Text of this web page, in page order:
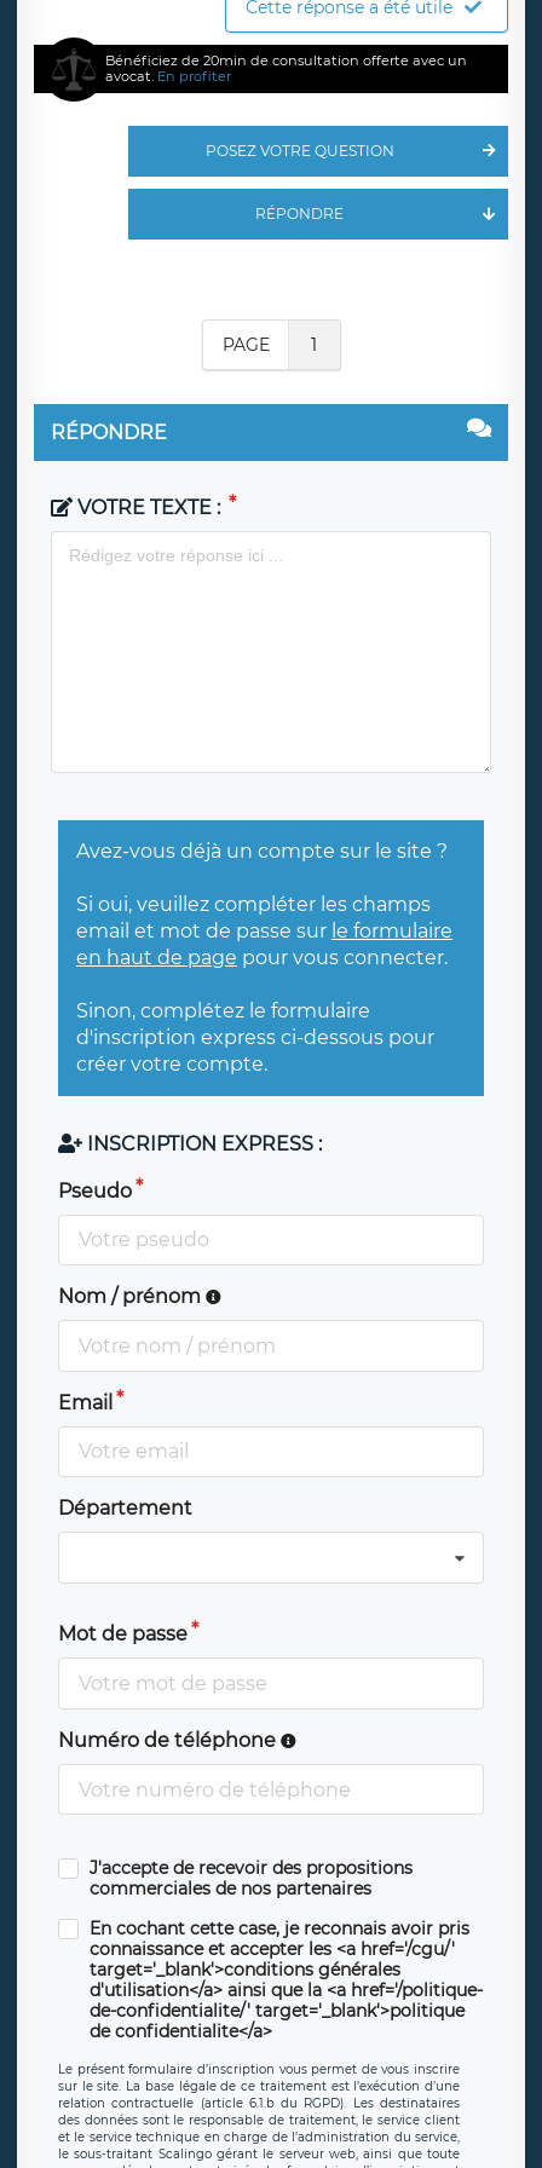
Cette réponse a été utile
Bénéficiez de 20min de consultation offerte avec un
avocat. En profiter
POSEZ VOTRE QUESTION
RÉPONDRE
PAGE 1
RÉPONDRE
VOTRE TEXTE :
Avez-vous déjà un compte sur le site ?
Si oui, veuillez compléter les champs
email et mot de passe sur le formulaire
en haut de page pour vous connecter.
Sinon, complétez le formulaire
d'inscription express ci-dessous pour
créer votre compte.
INSCRIPTION EXPRESS :
Pseudo
Nom / prénom
Email
Département
Mot de passe
Numéro de téléphone
J'accepte de recevoir des propositions
commerciales de nos partenaires
En cochant cette case, je reconnais avoir pris
connaissance et accepter les <a href='/cgu/'
target='_blank'>conditions générales
d'utilisation</a> ainsi que la <a href='/politique-
de-confidentialite/' target='_blank'>politique
de confidentialite</a>
Le présent formulaire d’inscription vous permet de vous inscrire
sur le site. La base légale de ce traitement est l’exécution d’une
relation contractuelle (article 6.1.b du RGPD). Les destinataires
des données sont le responsable de traitement, le service client
et le service technique en charge de l’administration du service,
le sous-traitant Scalingo gérant le serveur web, ainsi que toute